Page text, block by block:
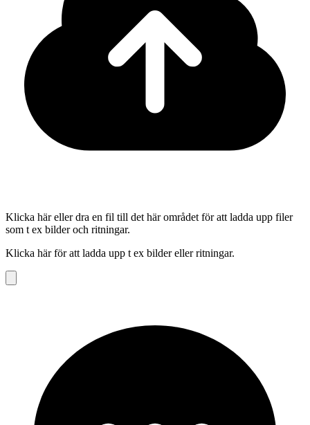
Klicka här eller dra en fil till det här området för att ladda upp filer
som t ex bilder och ritningar.
Klicka här för att ladda upp t ex bilder eller ritningar.